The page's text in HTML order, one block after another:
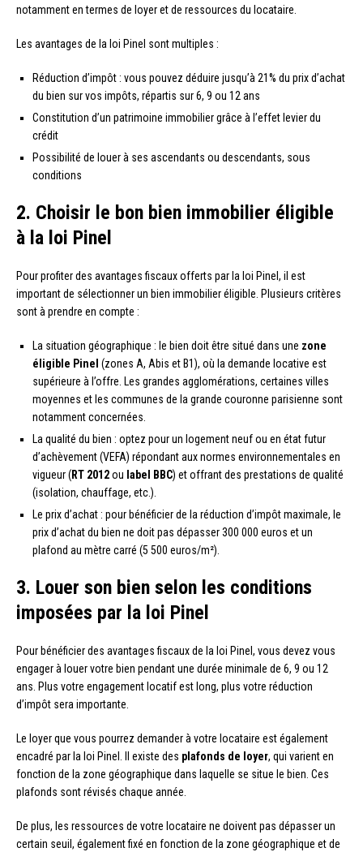
notamment en termes de loyer et de ressources du locataire.
Les avantages de la loi Pinel sont multiples :
Réduction d’impôt : vous pouvez déduire jusqu’à 21% du prix d’achat
du bien sur vos impôts, répartis sur 6, 9 ou 12 ans
Constitution d’un patrimoine immobilier grâce à l’effet levier du
crédit
Possibilité de louer à ses ascendants ou descendants, sous
conditions
2. Choisir le bon bien immobilier éligible
à la loi Pinel
Pour profiter des avantages fiscaux offerts par la loi Pinel, il est
important de sélectionner un bien immobilier éligible. Plusieurs critères
sont à prendre en compte :
La situation géographique : le bien doit être situé dans une zone
éligible Pinel (zones A, Abis et B1), où la demande locative est
supérieure à l’offre. Les grandes agglomérations, certaines villes
moyennes et les communes de la grande couronne parisienne sont
notamment concernées.
La qualité du bien : optez pour un logement neuf ou en état futur
d’achèvement (VEFA) répondant aux normes environnementales en
vigueur (RT 2012ou label BBC) et offrant des prestations de qualité
(isolation, chauffage, etc.).
Le prix d’achat : pour bénéficier de la réduction d’impôt maximale, le
prix d’achat du bien ne doit pas dépasser 300 000 euros et un
plafond au mètre carré (5 500 euros/m²).
3. Louer son bien selon les conditions
imposées par la loi Pinel
Pour bénéficier des avantages fiscaux de la loi Pinel, vous devez vous
engager à louer votre bien pendant une durée minimale de 6, 9 ou 12
ans. Plus votre engagement locatif est long, plus votre réduction
d’impôt sera importante.
Le loyer que vous pourrez demander à votre locataire est également
encadré par la loi Pinel. Il existe des plafonds de loyer, qui varient en
fonction de la zone géographique dans laquelle se situe le bien. Ces
plafonds sont révisés chaque année.
De plus, les ressources de votre locataire ne doivent pas dépasser un
certain seuil, également fixé en fonction de la zone géographique et de